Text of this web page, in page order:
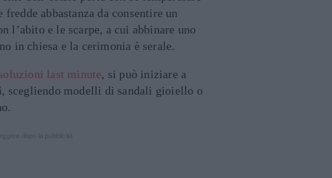
abbastanza da consentire un
l’abito e le scarpe, a cui abbinare uno
in chiesa e la cerimonia è serale.
last minute, si può iniziare a
, scegliendo modelli di sandali gioiello o